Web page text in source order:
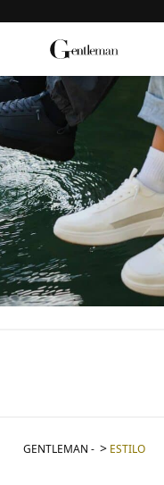
GENTLEMAN - ESTILO